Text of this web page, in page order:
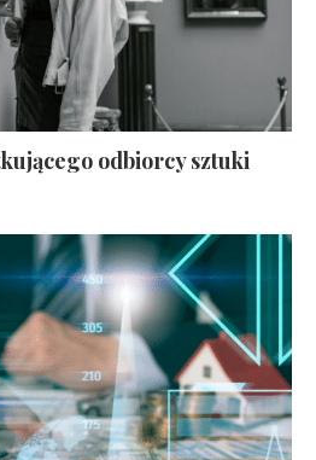
odbiorcy sztuki